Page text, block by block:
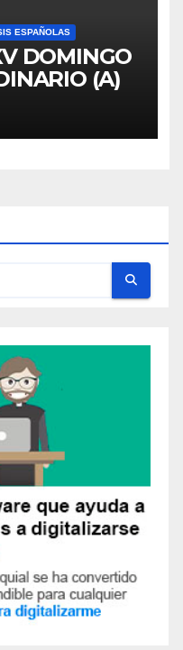
ESPAÑOLAS
DOMINGO
(A)